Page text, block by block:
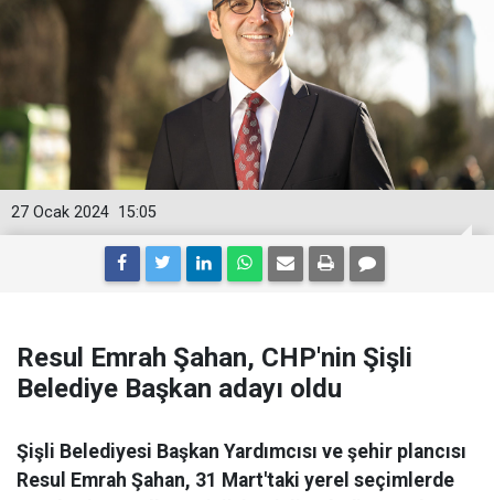
15:05
27 Ocak 2024
Resul Emrah Şahan, CHP'nin Şişli
Belediye Başkan adayı oldu
Şişli Belediyesi Başkan Yardımcısı ve şehir plancısı
Resul Emrah Şahan, 31 Mart'taki yerel seçimlerde